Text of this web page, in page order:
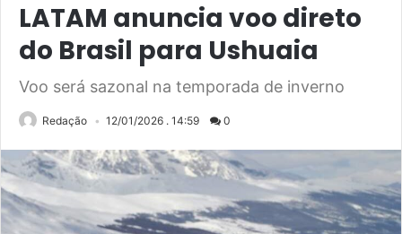
LATAM anuncia voo direto
do Brasil para Ushuaia
Voo será sazonal na temporada de inverno
Redação 12/01/2026 . 14:59 0